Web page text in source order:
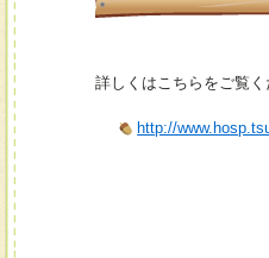
詳しくはこちらをご覧く
http://